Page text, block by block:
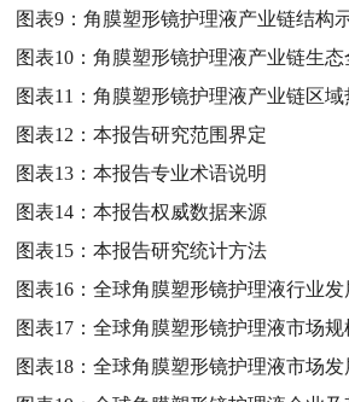
图表9：角膜塑形镜护理液产业链结构
图表10：角膜塑形镜护理液产业链生态
图表11：角膜塑形镜护理液产业链区域
图表12：本报告研究范围界定
图表13：本报告专业术语说明
图表14：本报告权威数据来源
图表15：本报告研究统计方法
图表16：全球角膜塑形镜护理液行业发
图表17：全球角膜塑形镜护理液市场规
图表18：全球角膜塑形镜护理液市场发